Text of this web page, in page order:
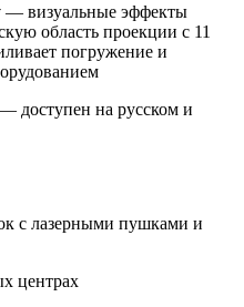
— визуальные эффекты
область проекции с 11
погружение и
— доступен на русском и
с лазерными пушками и
центрах